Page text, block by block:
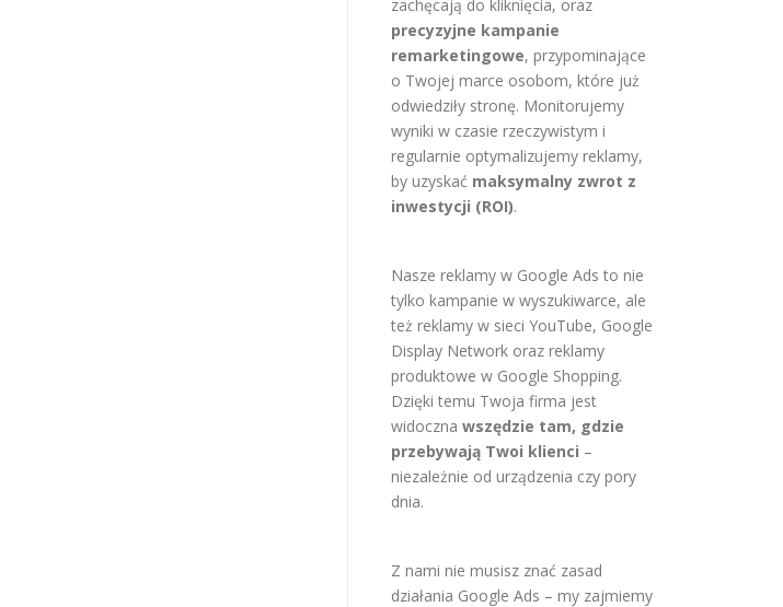
zachęcają do kliknięcia, oraz
precyzyjne kampanie
remarketingowe, przypominające
o Twojej marce osobom, które już
odwiedziły stronę. Monitorujemy
wyniki w czasie rzeczywistym i
regularnie optymalizujemy reklamy,
by uzyskać maksymalny zwrot z
inwestycji (ROI).
Nasze reklamy w Google Ads to nie
tylko kampanie w wyszukiwarce, ale
też reklamy w sieci YouTube, Google
Display Network oraz reklamy
produktowe w Google Shopping.
Dzięki temu Twoja firma jest
widoczna wszędzie tam, gdzie
przebywają Twoi klienci –
niezależnie od urządzenia czy pory
dnia.
Z nami nie musisz znać zasad
działania Google Ads – my zajmiemy